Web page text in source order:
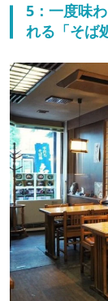
5：一度味
れる「そば